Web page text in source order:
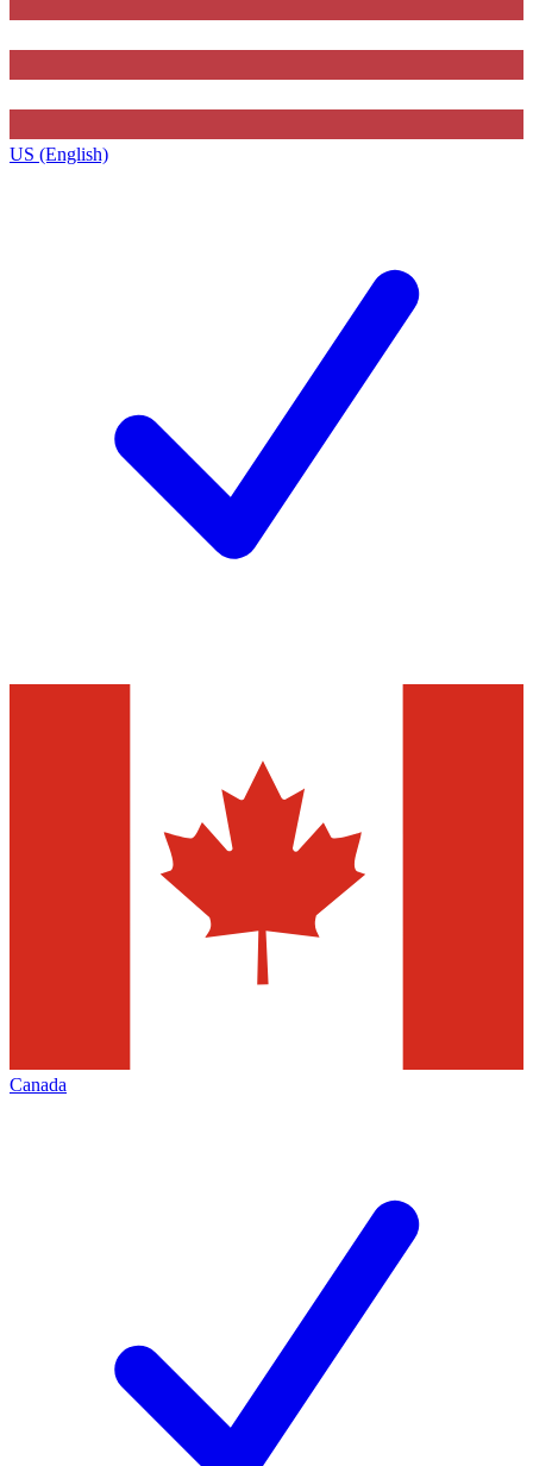
US (English)
Canada